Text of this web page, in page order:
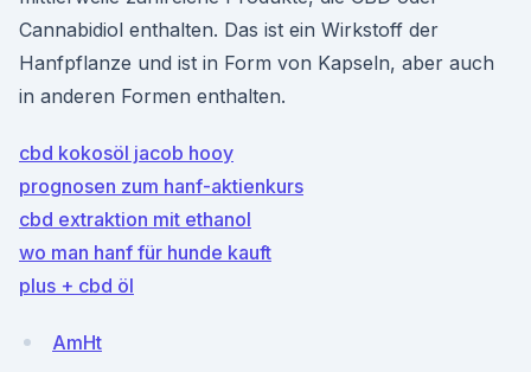
Cannabidiol enthalten. Das ist ein Wirkstoff der
Hanfpflanze und ist in Form von Kapseln, aber auch
in anderen Formen enthalten.
cbd kokosöl jacob hooy
prognosen zum hanf-aktienkurs
cbd extraktion mit ethanol
wo man hanf für hunde kauft
plus + cbd öl
AmHt